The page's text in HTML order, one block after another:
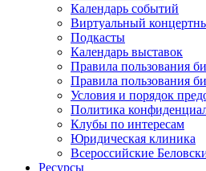
Календарь событий
Виртуальный
Подкасты
Календарь выставок
Правила пользования
Правила пользования
Условия и порядок
Политика
Клубы по интересам
Юридическая клиника
Всероссийские
Ресурсы